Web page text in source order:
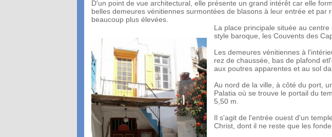
D'un point de vue architectural, elle présente un grand intérêt car elle
belles demeures vénitiennes surmontées de blasons à leur entrée et par
beaucoup plus élevées.
La place principale située au
style baroque, les Couvents des
Les demeures vénitiennes à
rez de chaussée, bas de plafond
aux poutres apparentes et au sol
Au nord de la ville, à côté du port,
Palatia où se trouve le portail du
5,50 m.
Il s'agit de l'entrée ouest d'un
Christ, dont il ne reste que les